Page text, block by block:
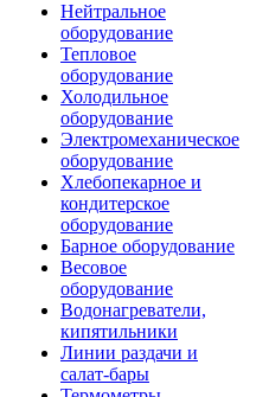
Нейтральное
оборудование
Тепловое
оборудование
Холодильное
оборудование
Электромеханическое
оборудование
Хлебопекарное и
кондитерское
оборудование
Барное оборудование
Весовое
оборудование
Водонагреватели,
кипятильники
Линии раздачи и
салат-бары